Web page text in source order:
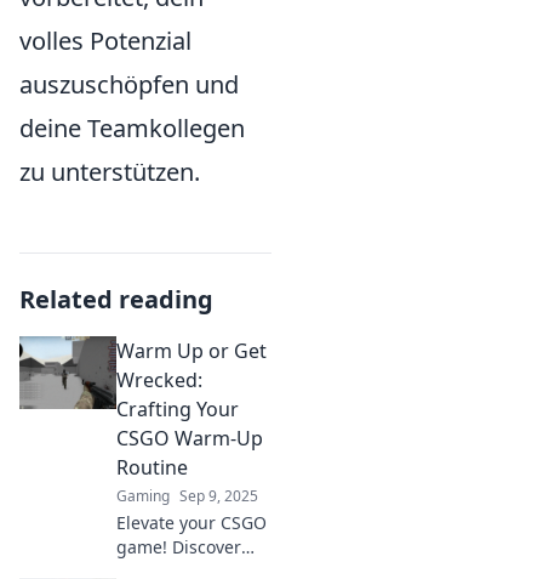
volles Potenzial
auszuschöpfen und
deine Teamkollegen
zu unterstützen.
Related reading
Warm Up or Get
Wrecked:
Crafting Your
CSGO Warm-Up
Routine
Gaming Sep 9, 2025
Elevate your CSGO
game! Discover